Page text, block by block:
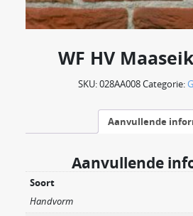
WF HV
SKU:028AA008Categorie:
Aanvullende
Aanvullende
Soort
Handvorm